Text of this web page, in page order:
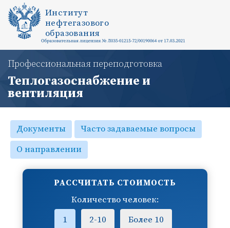
Институт
нефтегазового
образования
Профессиональная переподготовка
Теплогазоснабжение и
вентиляция
Документы
Часто задаваемые вопросы
О направлении
РАССЧИТАТЬ СТОИМОСТЬ
Количество человек:
1
2-10
Более 10